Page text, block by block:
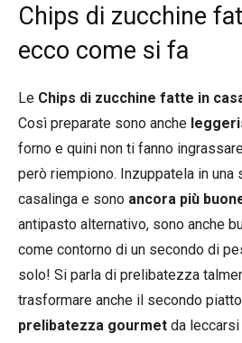
Chips di zucchine
ecco come si fa
Le Chips di zucchine fatte in
Così preparate sono anche
forno e quini non ti fanno
però riempiono. Inzuppatela in una
casalinga e sono ancora più
antipasto alternativo, sono anche
come contorno di un secondo di
solo! Si parla di prelibatezza
trasformare anche il secondo
prelibatezza gourmet da